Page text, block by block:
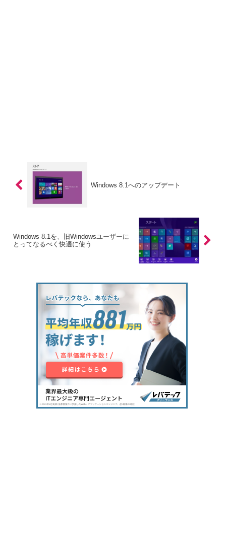
Windows 8.1へのアップデート
Windows 8.1を、旧Windowsユーザーに
とってなるべく快適に使う